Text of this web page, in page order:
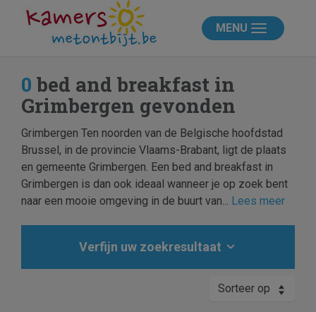
MENU
0 bed and breakfast in
Grimbergen gevonden
Grimbergen Ten noorden van de Belgische hoofdstad
Brussel, in de provincie Vlaams-Brabant, ligt de plaats
en gemeente Grimbergen. Een bed and breakfast in
Grimbergen is dan ook ideaal wanneer je op zoek bent
naar een mooie omgeving in de buurt van... Lees meer
Verfijn uw zoekresultaat
Sorteer op